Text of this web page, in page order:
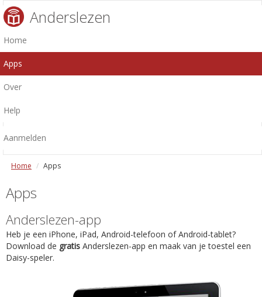
Anderslezen
Home
Apps
Over
Help
Aanmelden
Home Apps
Apps
Anderslezen-app
Heb je een iPhone, iPad, Android-telefoon of Android-tablet?
Download de gratis Anderslezen-app en maak van je toestel een
Daisy-speler.